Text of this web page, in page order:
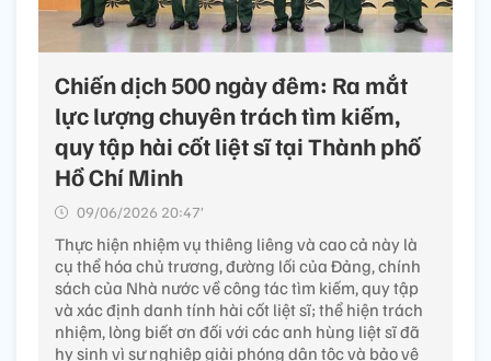
Chiến dịch 500 ngày đêm: Ra mắt
lực lượng chuyên trách tìm kiếm,
quy tập hài cốt liệt sĩ tại Thành phố
Hồ Chí Minh
09/06/2026 20:47’
Thực hiện nhiệm vụ thiêng liêng và cao cả này là
cụ thể hóa chủ trương, đường lối của Đảng, chính
sách của Nhà nước về công tác tìm kiếm, quy tập
và xác định danh tính hài cốt liệt sĩ; thể hiện trách
nhiệm, lòng biết ơn đối với các anh hùng liệt sĩ đã
hy sinh vì sự nghiệp giải phóng dân tộc và bảo vệ